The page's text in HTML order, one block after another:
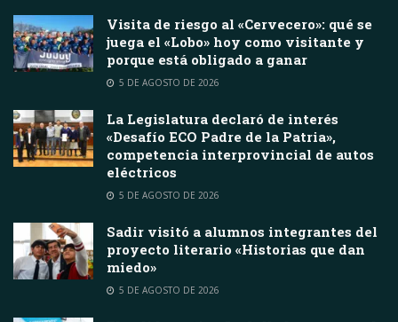
Visita de riesgo al «Cervecero»: qué se
juega el «Lobo» hoy como visitante y
porque está obligado a ganar
5 DE AGOSTO DE 2026
La Legislatura declaró de interés
«Desafío ECO Padre de la Patria»,
competencia interprovincial de autos
eléctricos
5 DE AGOSTO DE 2026
Sadir visitó a alumnos integrantes del
proyecto literario «Historias que dan
miedo»
5 DE AGOSTO DE 2026